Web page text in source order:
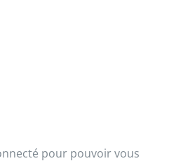
pour pouvoir vous